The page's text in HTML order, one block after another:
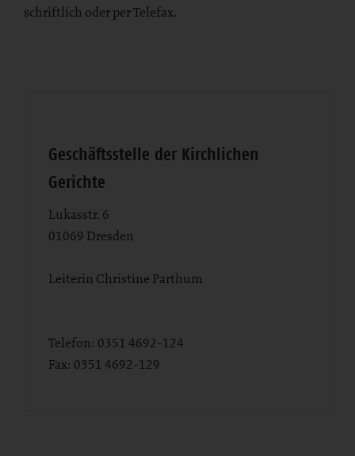
schriftlich oder per Telefax.
Geschäftsstelle der Kirchlichen
Gerichte
Lukasstr. 6
01069 Dresden
Leiterin Christine Parthum
Telefon: 0351 4692-124
Fax: 0351 4692-129